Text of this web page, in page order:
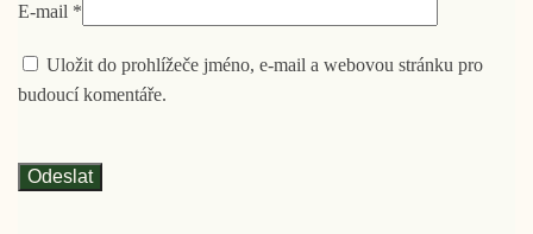
E-mail *
Uložit do prohlížeče jméno, e-mail a webovou stránku pro
budoucí komentáře.